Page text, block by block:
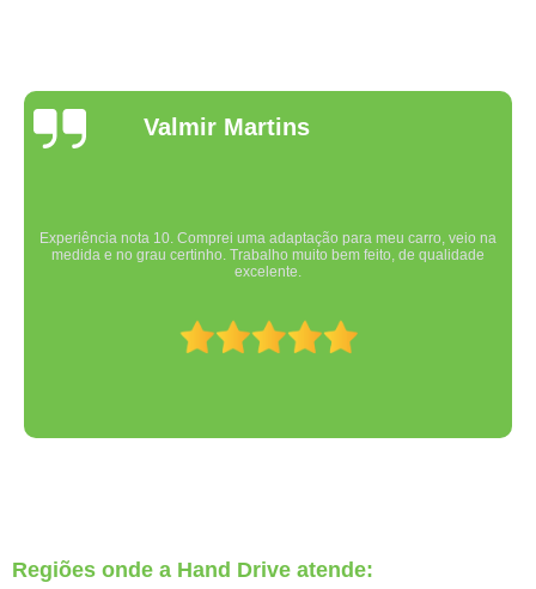
Valmir Martins
Experiência nota 10. Comprei uma adaptação para meu carro, veio na
medida e no grau certinho. Trabalho muito bem feito, de qualidade
excelente.
Regiões onde a Hand Drive atende: